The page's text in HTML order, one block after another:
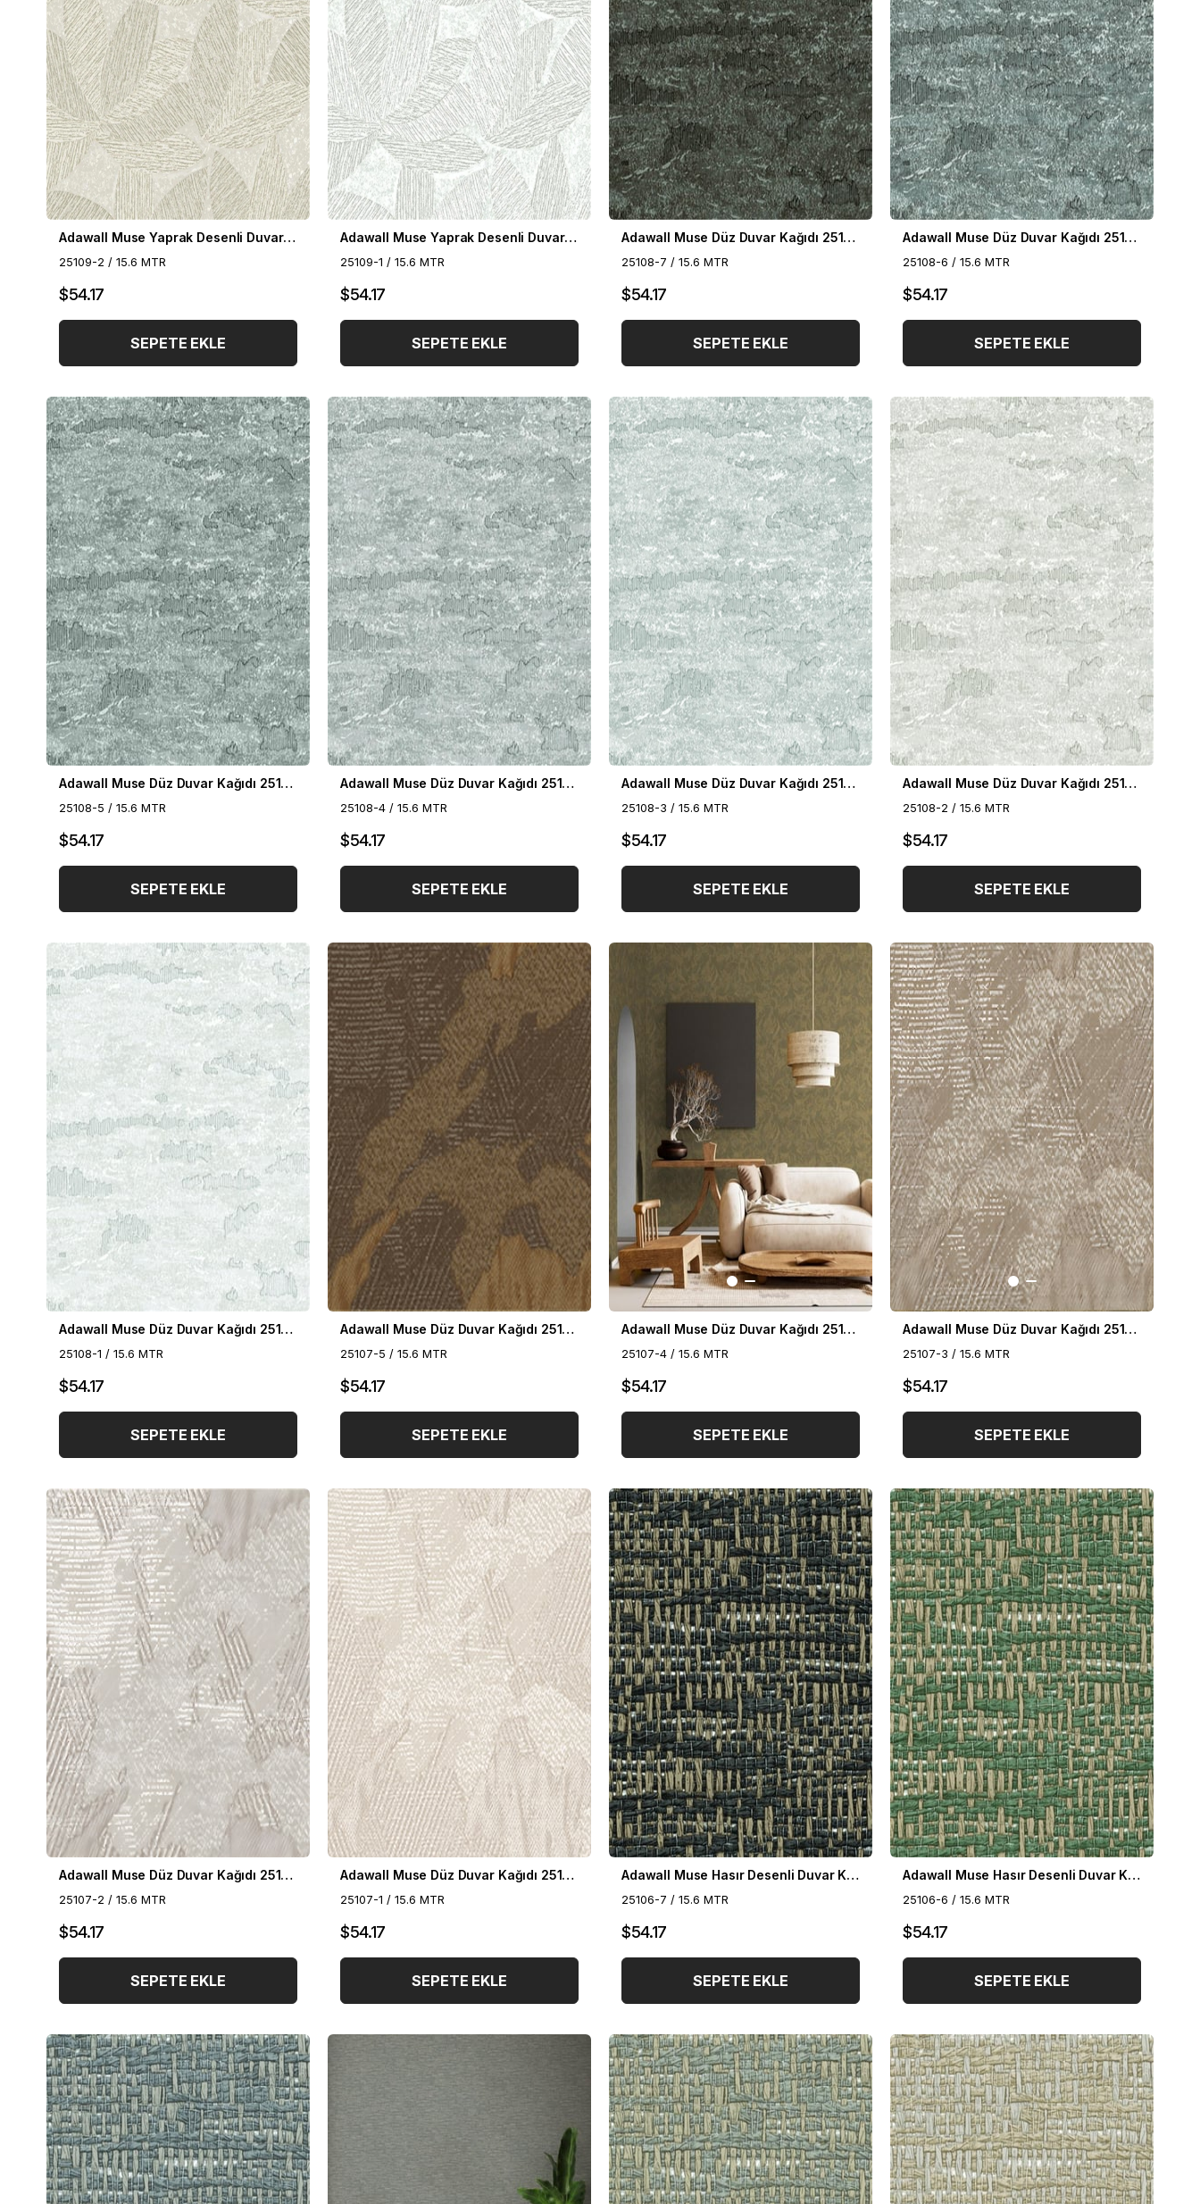
Adawall Muse Yaprak Desenli Duvar Kağıdı 25109-2
25109-2 / 15.6 MTR
$54.17
SEPETE EKLE
Adawall Muse Yaprak Desenli Duvar Kağıdı 25109-1
25109-1 / 15.6 MTR
$54.17
SEPETE EKLE
Adawall Muse Düz Duvar Kağıdı 25108-7
25108-7 / 15.6 MTR
$54.17
SEPETE EKLE
Adawall Muse Düz Duvar Kağıdı 25108-6
25108-6 / 15.6 MTR
$54.17
SEPETE EKLE
Adawall Muse Düz Duvar Kağıdı 25108-5
25108-5 / 15.6 MTR
$54.17
SEPETE EKLE
Adawall Muse Düz Duvar Kağıdı 25108-4
25108-4 / 15.6 MTR
$54.17
SEPETE EKLE
Adawall Muse Düz Duvar Kağıdı 25108-3
25108-3 / 15.6 MTR
$54.17
SEPETE EKLE
Adawall Muse Düz Duvar Kağıdı 25108-2
25108-2 / 15.6 MTR
$54.17
SEPETE EKLE
Adawall Muse Düz Duvar Kağıdı 25108-1
25108-1 / 15.6 MTR
$54.17
SEPETE EKLE
Adawall Muse Düz Duvar Kağıdı 25107-5
25107-5 / 15.6 MTR
$54.17
SEPETE EKLE
Adawall Muse Düz Duvar Kağıdı 25107-4
25107-4 / 15.6 MTR
$54.17
SEPETE EKLE
Adawall Muse Düz Duvar Kağıdı 25107-3
25107-3 / 15.6 MTR
$54.17
SEPETE EKLE
Adawall Muse Düz Duvar Kağıdı 25107-2
25107-2 / 15.6 MTR
$54.17
SEPETE EKLE
Adawall Muse Düz Duvar Kağıdı 25107-1
25107-1 / 15.6 MTR
$54.17
SEPETE EKLE
Adawall Muse Hasır Desenli Duvar Kağıdı 25106-7
25106-7 / 15.6 MTR
$54.17
SEPETE EKLE
Adawall Muse Hasır Desenli Duvar Kağıdı 25106-6
25106-6 / 15.6 MTR
$54.17
SEPETE EKLE